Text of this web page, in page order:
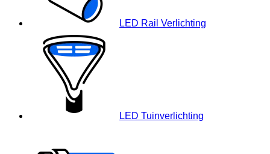
LED Rail Verlichting
LED Tuinverlichting